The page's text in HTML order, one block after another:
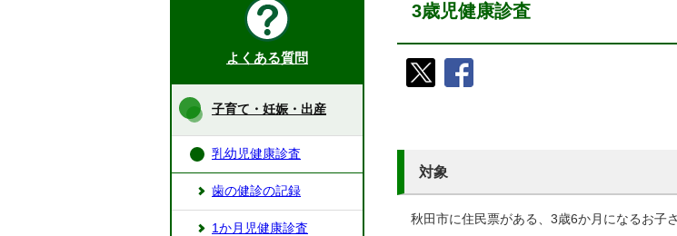
3歳児健康診査
対象
秋田市に住民票がある、3歳6か月になるお子さ
よくある質問
子育て・妊娠・出産
乳幼児健康診査
歯の健診の記録
1か月児健康診査